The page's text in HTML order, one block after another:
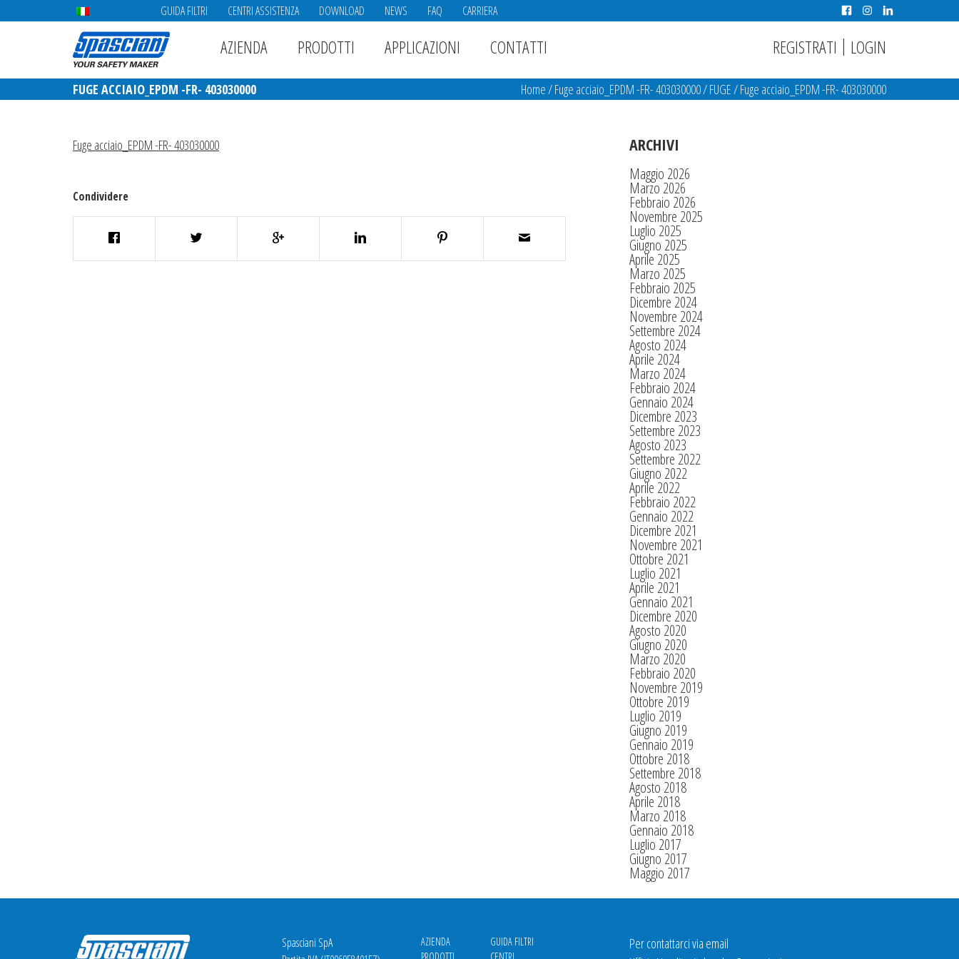
GUIDA FILTRI CENTRI ASSISTENZA DOWNLOAD NEWS FAQ CARRIERA
AZIENDA PRODOTTI APPLICAZIONI CONTATTI REGISTRATI | LOGIN
FUGE ACCIAIO_EPDM -FR- 403030000 Home/Fuge acciaio_EPDM -FR- 403030000/FUGE/Fuge acciaio_EPDM -FR- 403030000
Fuge acciaio_EPDM -FR- 403030000
Condividere
ARCHIVI
Maggio 2026
Marzo 2026
Febbraio 2026
Novembre 2025
Luglio 2025
Giugno 2025
Aprile 2025
Marzo 2025
Febbraio 2025
Dicembre 2024
Novembre 2024
Settembre 2024
Agosto 2024
Aprile 2024
Marzo 2024
Febbraio 2024
Gennaio 2024
Dicembre 2023
Settembre 2023
Agosto 2023
Settembre 2022
Giugno 2022
Aprile 2022
Febbraio 2022
Gennaio 2022
Dicembre 2021
Novembre 2021
Ottobre 2021
Luglio 2021
Aprile 2021
Gennaio 2021
Dicembre 2020
Agosto 2020
Giugno 2020
Marzo 2020
Febbraio 2020
Novembre 2019
Ottobre 2019
Luglio 2019
Giugno 2019
Gennaio 2019
Ottobre 2018
Settembre 2018
Agosto 2018
Aprile 2018
Marzo 2018
Gennaio 2018
Luglio 2017
Giugno 2017
Maggio 2017
Spasciani SpA
AZIENDA
GUIDA FILTRI
Per contattarci via email